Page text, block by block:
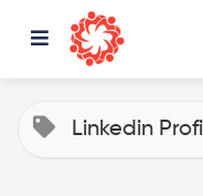
Linkedin